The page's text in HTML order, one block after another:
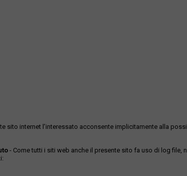
sito internet l’interessato acconsente implicitamente alla
- Come tutti i siti web anche il presente sito fa uso di log file,